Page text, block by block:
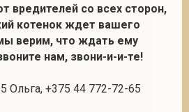
вредителей со всех сторон,
котенок ждет вашего
верим, что ждать ему
нам, звони-и-и-те!
Ольга, +375 44 772-72-65